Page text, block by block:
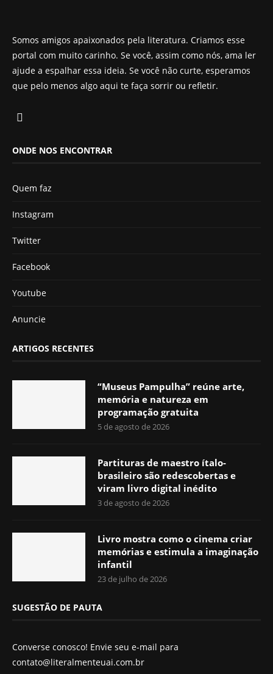
Somos amigos apaixonados pela literatura. Criamos esse
portal com muito carinho. Se você, assim como nós, ama ler
ajude a espalhar essa ideia. Se você não curte, esperamos
que pelo menos algo aqui te faça sorrir ou refletir.
ONDE NOS ENCONTRAR
Quem faz
Instagram
Twitter
Facebook
Youtube
Anuncie
ARTIGOS RECENTES
“Museus Pampulha” reúne arte,
memória e natureza em
programação gratuita
5 de agosto de 2026
Partituras de maestro ítalo-
brasileiro são redescobertas e
viram livro digital inédito
3 de agosto de 2026
Livro mostra como o cinema criar
memórias e estimula a imaginação
infantil
23 de julho de 2026
SUGESTÃO DE PAUTA
Converse conosco! Envie seu e-mail para
contato@literalmenteuai.com.br